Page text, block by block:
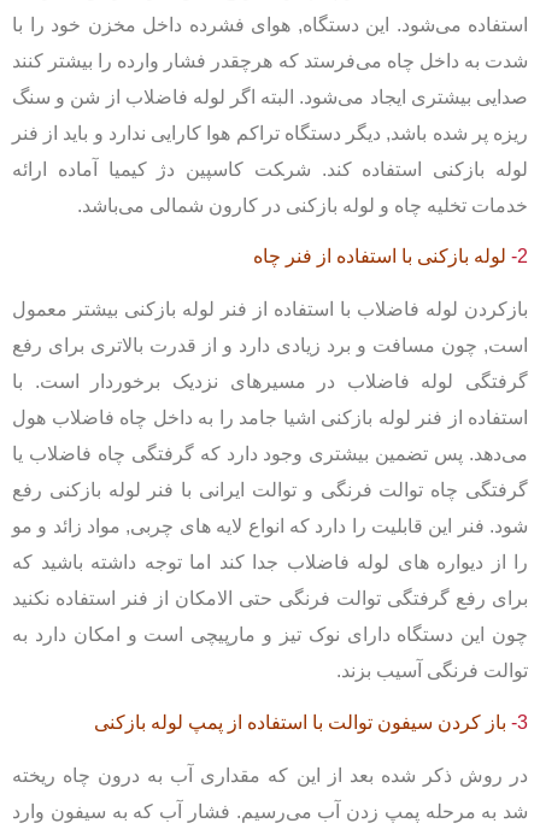
استفاده می‌شود. این دستگاه, هوای فشرده داخل مخزن خود را با
شدت به داخل چاه می‌فرستد که هرچقدر فشار وارده را بیشتر کنند
صدایی بیشتری ایجاد می‌شود. البته اگر لوله فاضلاب از شن و سنگ
ریزه پر شده باشد, دیگر دستگاه تراکم هوا کارایی ندارد و باید از فنر
لوله بازکنی استفاده کند. شر‍‍‍‍‍‍‍‍کت کاسپین دژ کیمیا آماده ارائه
خدمات تخلیه چاه و لوله بازکنی در کارون شمالی می‌باشد.
2- لوله بازکنی با استفاده از فنر چاه
بازکردن لوله فاضلاب با استفاده از فنر لوله بازکنی بیشتر معمول
است, چون مسافت و برد زیادی دارد و از قدرت بالاتری برای رفع
گرفتگی لوله فاضلاب در مسیرهای نزدیک برخوردار است. با
استفاده از فنر لوله بازکنی اشیا جامد را به داخل چاه فاضلاب هول
می‌دهد. پس تضمین بیشتری وجود دارد که گرفتگی چاه فاضلاب یا
گرفتگی چاه توالت فرنگی و توالت ایرانی با فنر لوله بازکنی رفع
شود. فنر این قابلیت را دارد که انواع لایه های چربی, مواد زائد و مو
را از دیواره های لوله فاضلاب جدا کند اما توجه داشته باشید که
برای رفع گرفتگی توالت فرنگی حتی الامکان از فنر استفاده نکنید
چون این دستگاه دارای نوک تیز و مارپیچی است و امکان دارد به
توالت فرنگی آسیب بزند.
3- باز کردن سیفون توالت با استفاده از پمپ لوله بازکنی
در روش ذکر شده بعد از این که مقداری آب به درون چاه ریخته
شد به مرحله پمپ زدن آب می‌رسیم. فشار آب که به سیفون وارد